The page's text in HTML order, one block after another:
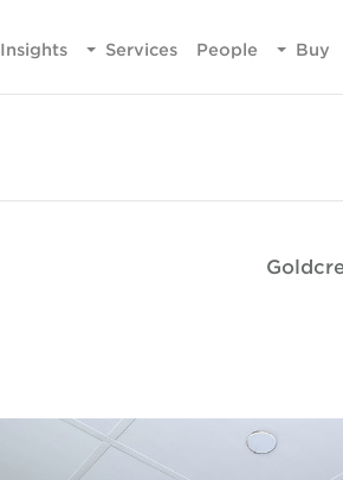
Buy
People
Services
Insights